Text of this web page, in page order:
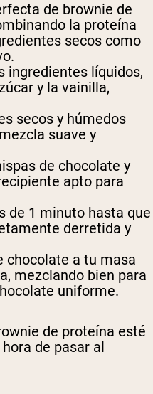
de brownie de
la proteína
secos como
ingredientes líquidos,
y la vainilla,
secos y húmedos
suave y
de chocolate y
apto para
de 1 minuto hasta que
derretida y
chocolate a tu masa
mezclando bien para
uniforme.
de proteína esté
de pasar al